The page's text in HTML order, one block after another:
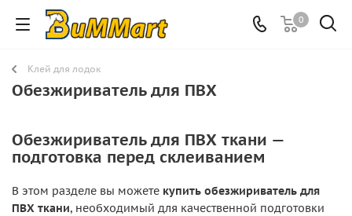
0
Клей для лодок
Обезжириватель для ПВХ
Обезжириватель для ПВХ ткани —
подготовка перед склеиванием
В этом разделе вы можете купить обезжириватель для
ПВХ ткани, необходимый для качественной подготовки